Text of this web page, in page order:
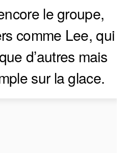
le groupe,
comme Lee, qui
d’autres mais
sur la glace.